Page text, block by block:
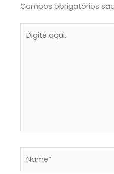
Campos obrigatórios
aqui..